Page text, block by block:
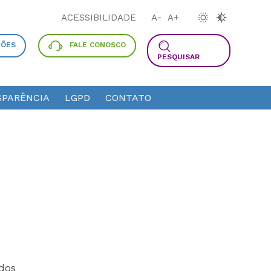
ACESSIBILIDADE A- A+
FALE CONOSCO
PESQUISAR
LGPD CONTATO